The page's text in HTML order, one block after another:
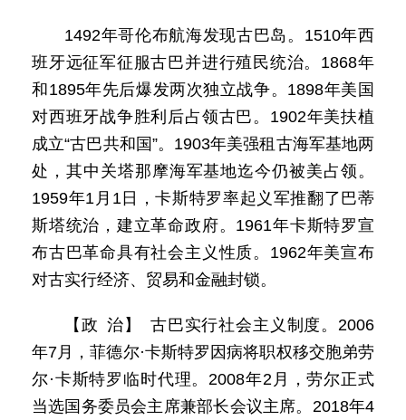
1492年哥伦布航海发现古巴岛。1510年西
班牙远征军征服古巴并进行殖民统治。1868年
和1895年先后爆发两次独立战争。1898年美国
对西班牙战争胜利后占领古巴。1902年美扶植
成立“古巴共和国”。1903年美强租古海军基地两
处，其中关塔那摩海军基地迄今仍被美占领。
1959年1月1日，卡斯特罗率起义军推翻了巴蒂
斯塔统治，建立革命政府。1961年卡斯特罗宣
布古巴革命具有社会主义性质。1962年美宣布
对古实行经济、贸易和金融封锁。
【政 治】 古巴实行社会主义制度。2006
年7月，菲德尔·卡斯特罗因病将职权移交胞弟劳
尔·卡斯特罗临时代理。2008年2月，劳尔正式
当选国务委员会主席兼部长会议主席。2018年4